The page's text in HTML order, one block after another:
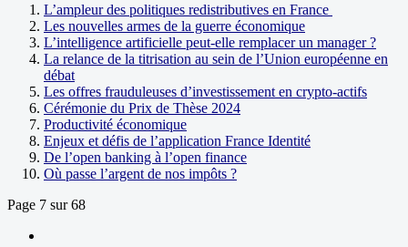
L’ampleur des politiques redistributives en France
Les nouvelles armes de la guerre économique
L’intelligence artificielle peut-elle remplacer un manager ?
La relance de la titrisation au sein de l’Union européenne en
débat
Les offres frauduleuses d’investissement en crypto-actifs
Cérémonie du Prix de Thèse 2024
Productivité économique
Enjeux et défis de l’application France Identité
De l’open banking à l’open finance
Où passe l’argent de nos impôts ?
Page 7 sur 68